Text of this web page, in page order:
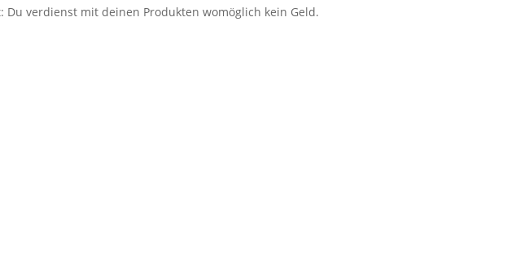
Du ver­dienst mit dei­nen Pro­duk­ten womög­lich kein Geld.